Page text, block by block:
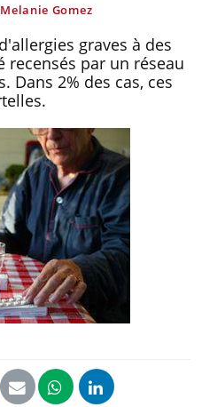
Melanie Gomez
graves à des
recensés par un réseau
Dans 2% des cas, ces